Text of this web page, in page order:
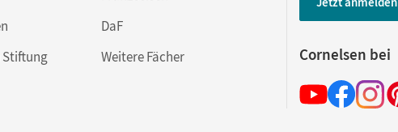
Stiftung
DaF
Weitere Fächer
Cornelsen bei